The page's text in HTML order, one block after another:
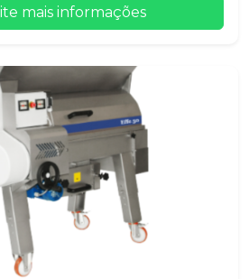
mais informações